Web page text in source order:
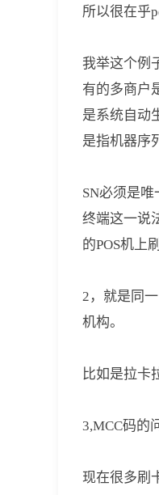
所以很在乎
我举这个例
有的多商户
是系统自动
是指机器序
SN必须是
终端这一说
的POS机上
2，就是同
机构。
比如是拉卡
3,MCC码的
现在很多刷